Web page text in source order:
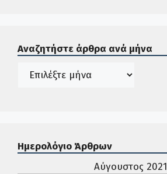
Αναζητήστε άρθρα ανά μήνα
Ιστορικό
Ημερολόγιο Άρθρων
Αύγουστος 2021